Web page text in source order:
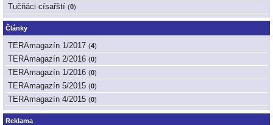
Tučňáci císařští (0)
Články
TERAmagazín 1/2017 (4)
TERAmagazín 2/2016 (0)
TERAmagazín 1/2016 (0)
TERAmagazín 5/2015 (0)
TERAmagazín 4/2015 (0)
Reklama